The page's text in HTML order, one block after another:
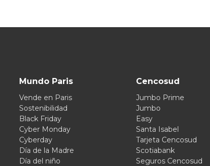
Mundo Paris
Vende en Paris
Sostenibilidad
Black Friday
Cyber Monday
Cyberday
Día de la Madre
Día del niño
Cencosud
Jumbo Prime
Jumbo
Easy
Santa Isabel
Tarjeta Cencosud
Scotiabank
Seguros Cencosud